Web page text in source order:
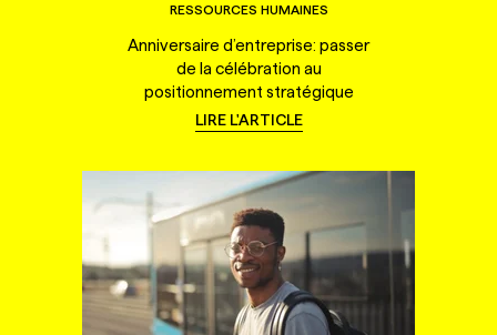
RESSOURCES HUMAINES
Anniversaire d’entreprise: passer
de la célébration au
positionnement stratégique
LIRE L'ARTICLE